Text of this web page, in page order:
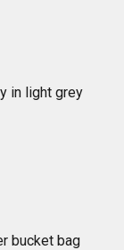
in light grey
bucket bag